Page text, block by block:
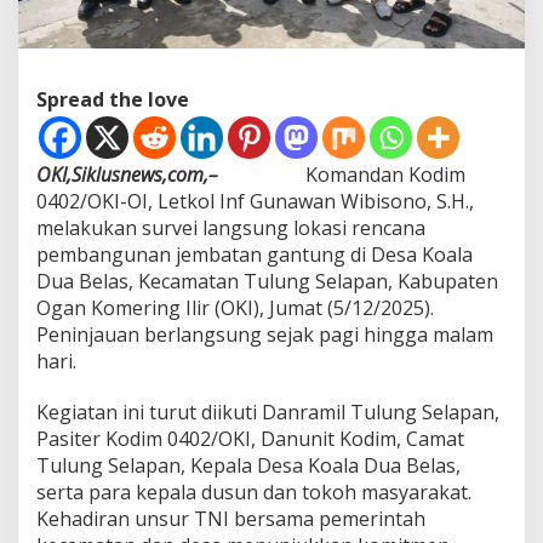
a
n
c
n
a
P
e
m
b
a
n
n
a
n
J
e
m
Spread the love
OKI,Siklusnews,com,–
Komandan Kodim
0402/OKI-OI, Letkol Inf Gunawan Wibisono, S.H.,
melakukan survei langsung lokasi rencana
pembangunan jembatan gantung di Desa Koala
Dua Belas, Kecamatan Tulung Selapan, Kabupaten
Ogan Komering Ilir (OKI), Jumat (5/12/2025).
Peninjauan berlangsung sejak pagi hingga malam
hari.
Kegiatan ini turut diikuti Danramil Tulung Selapan,
Pasiter Kodim 0402/OKI, Danunit Kodim, Camat
Tulung Selapan, Kepala Desa Koala Dua Belas,
serta para kepala dusun dan tokoh masyarakat.
Kehadiran unsur TNI bersama pemerintah